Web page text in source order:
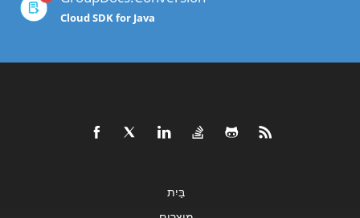
Cloud SDK for Java
בַּיִת